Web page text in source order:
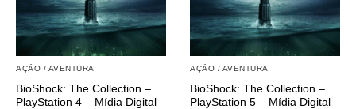
AÇÃO / AVENTURA
BioShock: The Collection –
PlayStation 4 – Mídia Digital
AÇÃO / AVENTURA
BioShock: The Collection –
PlayStation 5 – Mídia Digital